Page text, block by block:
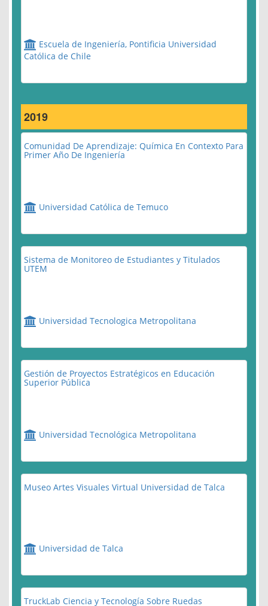
Escuela de Ingeniería, Pontificia Universidad
Católica de Chile
2019
Comunidad De Aprendizaje: Química En Contexto Para
Primer Año De Ingeniería
Universidad Católica de Temuco
Sistema de Monitoreo de Estudiantes y Titulados
UTEM
Universidad Tecnologica Metropolitana
Gestión de Proyectos Estratégicos en Educación
Superior Pública
Universidad Tecnológica Metropolitana
Museo Artes Visuales Virtual Universidad de Talca
Universidad de Talca
TruckLab Ciencia y Tecnología Sobre Ruedas